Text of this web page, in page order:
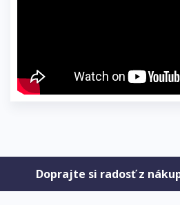
Doprajte si radosť z